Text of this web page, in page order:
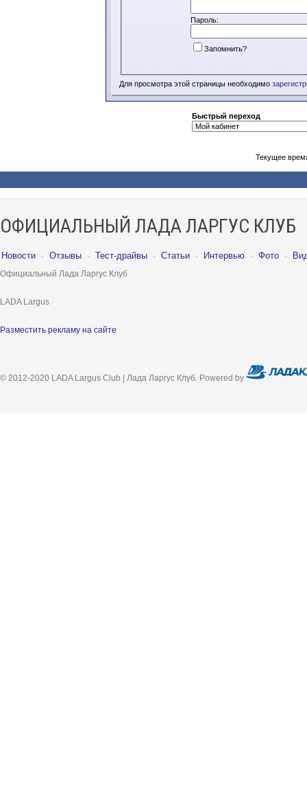
Пароль:
Запомнить?
Для просмотра этой страницы необходимо
Быстрый переход
Текущее
ОФИЦИАЛЬНЫЙ ЛАДА ЛАРГУС КЛУБ
Новости · Отзывы · Тест-драйвы · Статьи · Интервью · Фото ·
Официальный Лада Ларгус Клуб
LADA Largus
Разместить рекламу на сайте
© 2012-2020 LADA Largus Club | Лада Ларгус Клуб. Powered by